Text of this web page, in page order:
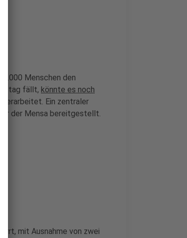
Menschen den
fällt, könnte es noch
Ein zentraler
der Mensa bereitgestellt.
mit Ausnahme von zwei